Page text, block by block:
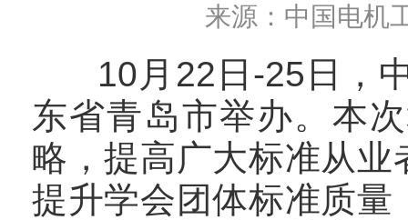
来源： 中国电机
10月22日-25日，中
东省青岛市举办。本
略，提高广大标准从
提升学会团体标准质